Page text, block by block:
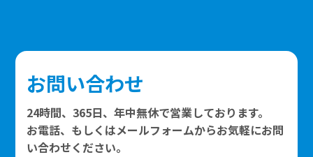
お問い合わせ
24時間、365日、年中無休で営業しております。
お電話、もしくはメールフォームからお気軽にお問
い合わせください。